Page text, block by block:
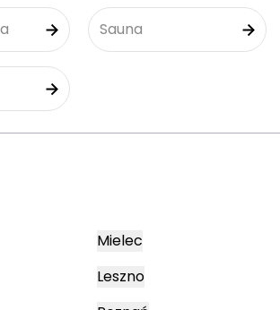
Sauna
Mielec
Leszno